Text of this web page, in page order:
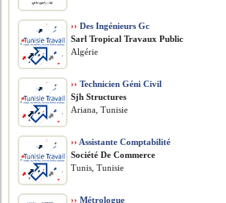
›› Des Ingénieurs Gc
Sarl Tropical Travaux Public
Algérie
›› Technicien Géni Civil
Sjh Structures
Ariana, Tunisie
›› Assistante Comptabilité
Société De Commerce
Tunis, Tunisie
›› Métrologue